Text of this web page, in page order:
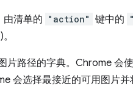
由清单的 "action" 键中的
片路径的字典。Chrome 会
会选择最接近的可用图片